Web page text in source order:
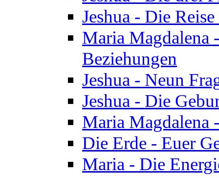
Jeshua - Die
Maria Magdalena
Beziehungen
Jeshua - Neun
Jeshua - Die
Maria Magdalena
Die Erde - Euer
Maria - Die